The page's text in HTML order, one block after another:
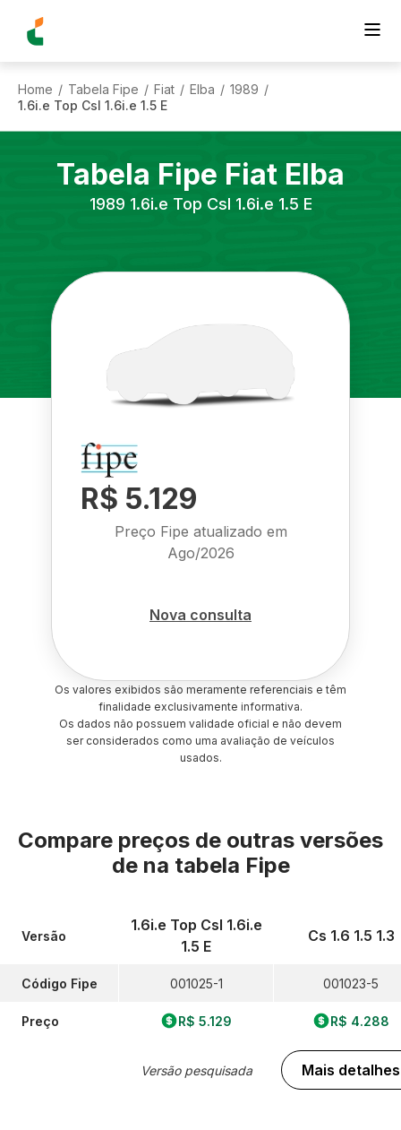
Home / Tabela Fipe / Fiat / Elba / 1989 /
1.6i.e Top Csl 1.6i.e 1.5 E
Tabela Fipe Fiat Elba
1989 1.6i.e Top Csl 1.6i.e 1.5 E
R$ 5.129
Preço Fipe atualizado em
Ago/2026
Nova consulta
Os valores exibidos são meramente referenciais e têm
finalidade exclusivamente informativa.
Os dados não possuem validade oficial e não devem
ser considerados como uma avaliação de veículos
usados.
Compare preços de outras versões
de na tabela Fipe
Versão
Código Fipe
Preço
1.6i.e Top Csl 1.6i.e
1.5 E
001025-1
R$ 5.129
Versão pesquisada
Cs 1.6 1.5 1.3
001023-5
R$ 4.288
Mais detalhes